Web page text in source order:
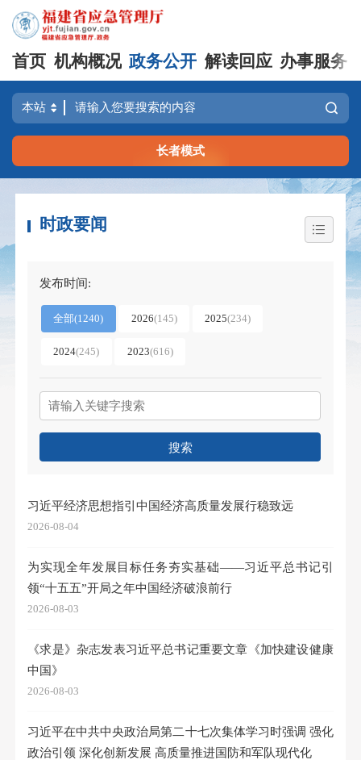
首页 机构概况 政务公开 解读回应 办事服务
长者模式
时政要闻
发布时间:
全部(1240) 2026(145) 2025(234)
2024(245) 2023(616)
搜索
习近平经济思想指引中国经济高质量发展行稳致远
2026-08-04
为实现全年发展目标任务夯实基础——习近平总书记引
领“十五五”开局之年中国经济破浪前行
2026-08-03
《求是》杂志发表习近平总书记重要文章《加快建设健康
中国》
2026-08-03
习近平在中共中央政治局第二十七次集体学习时强调 强化
政治引领 深化创新发展 高质量推进国防和军队现代化